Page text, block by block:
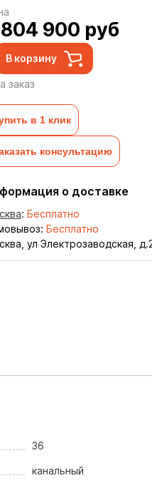
900 руб
В корзину
заказ
в 1 клик
консультацию
о доставке
: Бесплатно
Бесплатно
ул Электрозаводская,
36
канальный